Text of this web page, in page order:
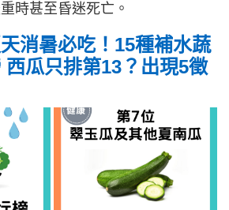
時甚至昏迷死亡。
消暑必吃！15種補水蔬
瓜只排第13？出現5徵